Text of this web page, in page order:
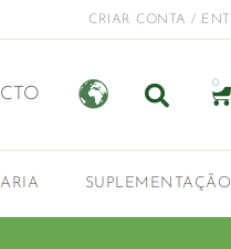
CRIAR CONTA /
0
SUPLEMENTAÇÃO